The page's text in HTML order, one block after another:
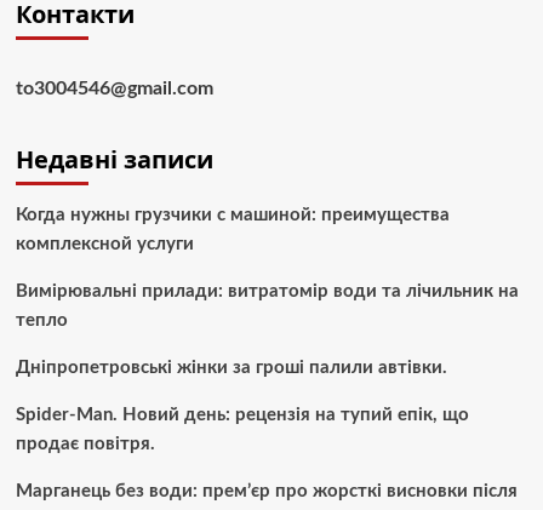
Контакти
to3004546@gmail.com
Недавні записи
Когда нужны грузчики с машиной: преимущества
комплексной услуги
Вимірювальні прилади: витратомір води та лічильник на
тепло
Дніпропетровські жінки за гроші палили автівки.
Spider-Man. Новий день: рецензія на тупий епік, що
продає повітря.
Марганець без води: прем’єр про жорсткі висновки після